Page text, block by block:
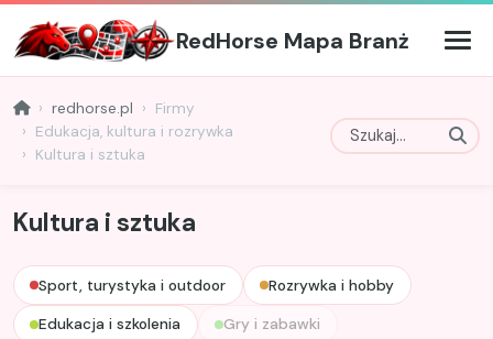
RedHorse Mapa Branż
redhorse.pl
Firmy
Edukacja, kultura i rozrywka
Kultura i sztuka
Kultura i sztuka
Sport, turystyka i outdoor Rozrywka i hobby
Edukacja i szkolenia Gry i zabawki